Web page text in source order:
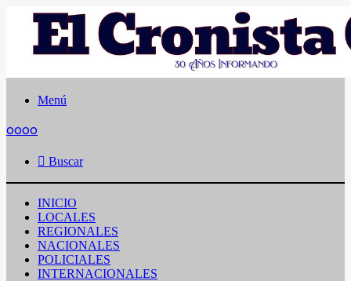
Menú
oooo
Buscar
INICIO
LOCALES
REGIONALES
NACIONALES
POLICIALES
INTERNACIONALES